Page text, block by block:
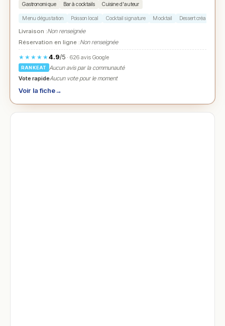
Gastronomique Bar à cocktails Cuisine d'auteur
Menu dégustation Poisson local Cocktail signature Mocktail Dessert créatif
Livraison :Non renseignée
Réservation en ligne :Non renseignée
★★★★★4.9/5· 626 avis Google
RANKEAT
Aucun avis par la communauté
Vote rapideAucun vote pour le moment
Voir la fiche→